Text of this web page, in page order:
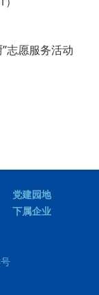
志愿服务活动
党建园地
下属企业